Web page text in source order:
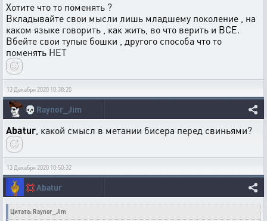
Хотите что то поменять ?
Вкладывайте свои мысли лишь младшему поколение , на
каком языке говорить , как жить, во что верить и ВСЕ.
Вбейте свои тупые бошки , другого способа что то
поменять НЕТ
13 Декабря 2020 10:38:20
💀 Raynor_Jim
Abatur , какой смысл в метании бисера перед свиньями?
13 Декабря 2020 10:50:32
💢Abatur
Цитата: Raynor_Jim